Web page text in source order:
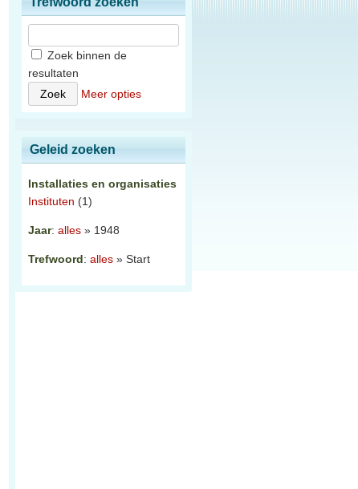
Zoek binnen de
resultaten
Meer opties
Geleid zoeken
Installaties en organisaties
Instituten (1)
Jaar: alles » 1948
Trefwoord: alles » Start